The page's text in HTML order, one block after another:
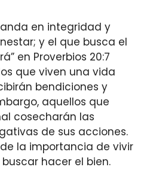
anda en integridad y
y el que busca el
en Proverbios 20:7
que viven una vida
bendiciones y
aquellos que
cosecharán las
de sus acciones.
la importancia de vivir
hacer el bien.